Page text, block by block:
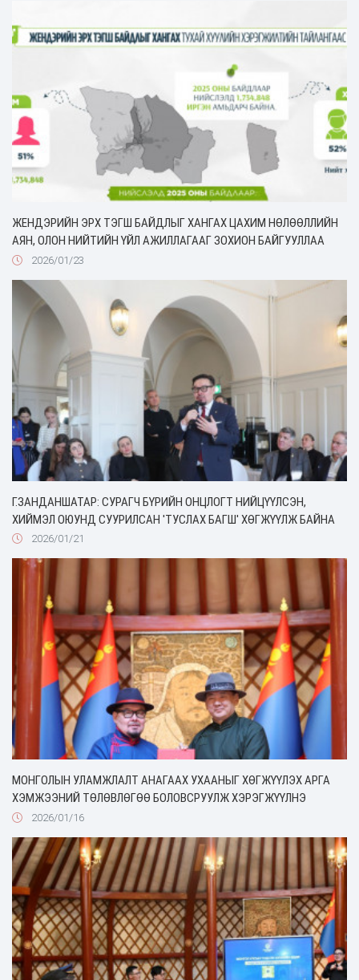
ЖЕНДЭРИЙН ЭРХ ТЭГШ БАЙДЛЫГ ХАНГАХ ЦАХИМ НӨЛӨӨЛЛИЙН
АЯН, ОЛОН НИЙТИЙН ҮЙЛ АЖИЛЛАГААГ ЗОХИОН БАЙГУУЛЛАА
2026/01/23
Г.ЗАНДАНШАТАР: СУРАГЧ БҮРИЙН ОНЦЛОГТ НИЙЦҮҮЛСЭН,
ХИЙМЭЛ ОЮУНД СУУРИЛСАН 'ТУСЛАХ БАГШ' ХӨГЖҮҮЛЖ БАЙНА
2026/01/21
МОНГОЛЫН УЛАМЖЛАЛТ АНАГААХ УХААНЫГ ХӨГЖҮҮЛЭХ АРГА
ХЭМЖЭЭНИЙ ТӨЛӨВЛӨГӨӨ БОЛОВСРУУЛЖ ХЭРЭГЖҮҮЛНЭ
2026/01/16